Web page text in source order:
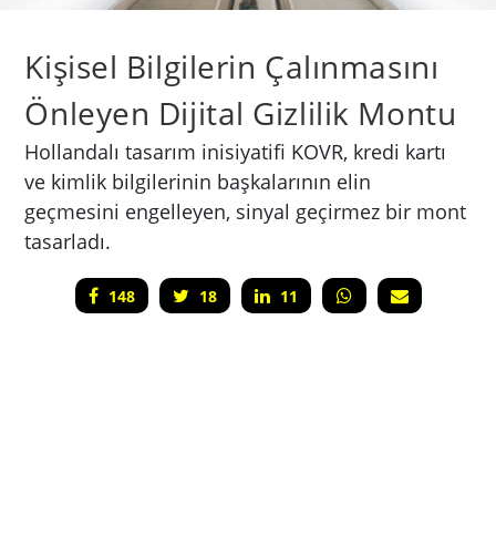
Kişisel Bilgilerin Çalınmasını
Önleyen Dijital Gizlilik Montu
Hollandalı tasarım inisiyatifi KOVR, kredi kartı
ve kimlik bilgilerinin başkalarının elin
geçmesini engelleyen, sinyal geçirmez bir mont
tasarladı.
148 18 11